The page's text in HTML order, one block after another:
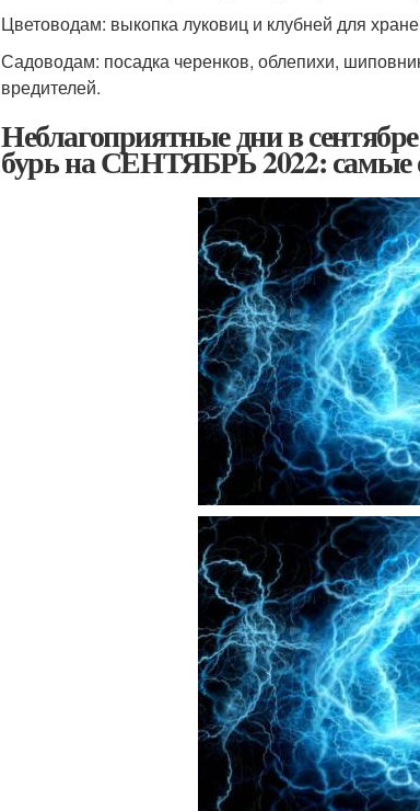
Цветоводам: выкопка луковиц и клубней для
Садоводам: посадка черенков, облепихи,
вредителей.
Неблагоприятные дни в
бурь на СЕНТЯБРЬ 2022: самые